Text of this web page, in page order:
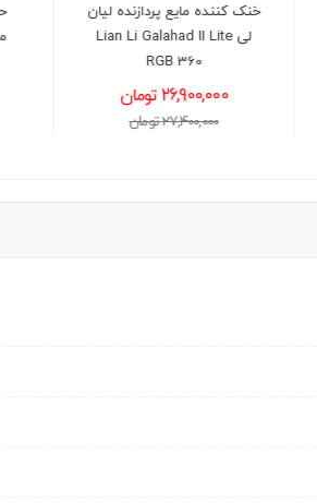
حافظه اس اس دی لکسار
مدل Lexar NS100 128GB
7,200,000 تومان